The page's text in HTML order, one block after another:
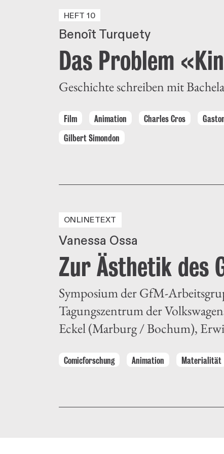
HEFT 10
Benoît Turquety
Das Problem
Geschichte schreiben mit
Film Animation Charles Cros
Gilbert Simondon
ONLINETEXT
Vanessa Ossa
Zur Ästhetik des
Symposium der GfM-
Tagungszentrum der
Eckel (Marburg / Bochum),
Comicforschung Animation Materialität